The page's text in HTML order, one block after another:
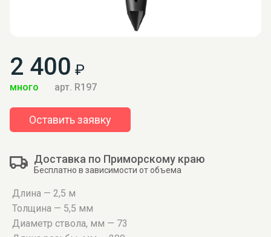
2 400 ₽
много арт. R197
Оставить заявку
Доставка по Приморскому краю
Бесплатно в зависимости от объема
Длина — 2,5 м
Толщина — 5,5 мм
Диаметр ствола, мм — 73